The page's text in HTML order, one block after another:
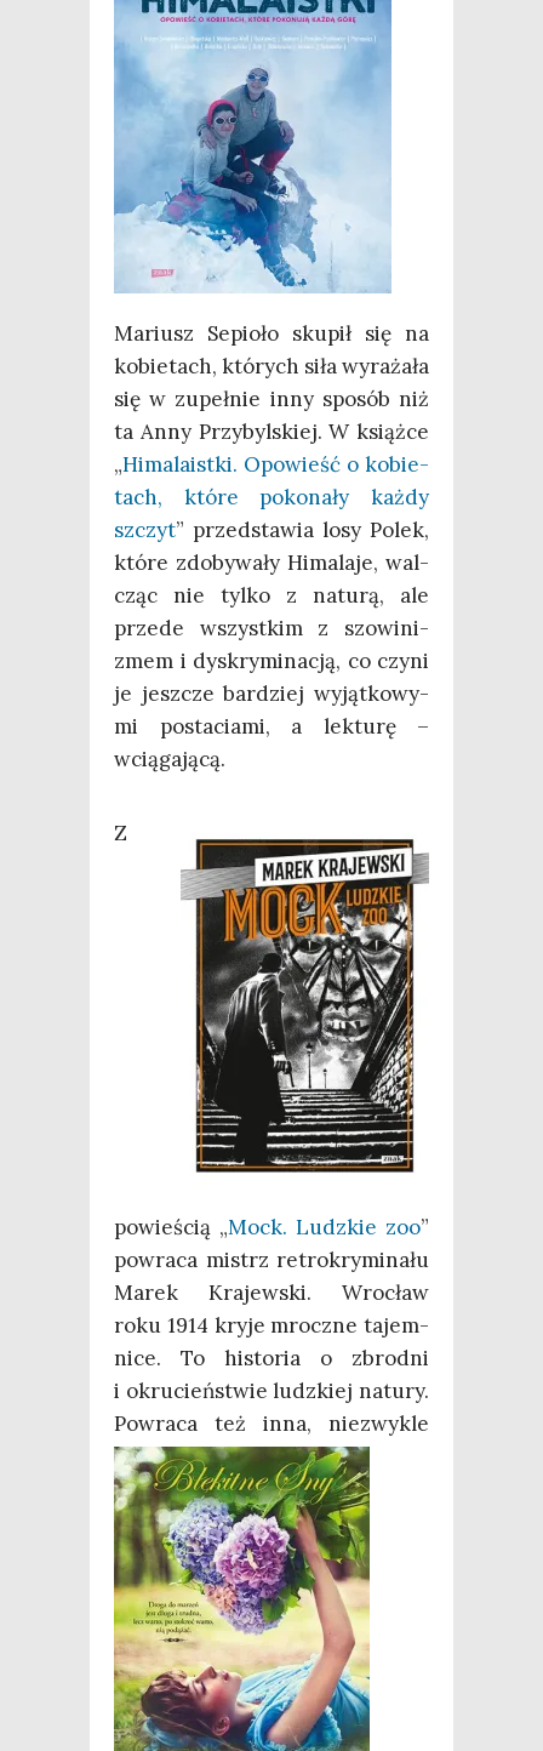
Mariusz Sepio­ło sku­pił się na
kobie­tach, któ­rych siła wyra­ża­ła
się w zupeł­nie inny spo­sób niż
ta Anny Przy­byl­skiej. W książ­ce
„Hima­la­ist­ki. Opo­wieść o kobie­
tach, któ­re poko­na­ły każ­dy
szczyt” przed­sta­wia losy Polek,
któ­re zdo­by­wa­ły Hima­la­je, wal­
cząc nie tyl­ko z natu­rą, ale
przede wszyst­kim z szo­wi­ni­
zmem i dys­kry­mi­na­cją, co czy­ni
je jesz­cze bar­dziej wyjąt­ko­wy­
mi posta­cia­mi, a lek­tu­rę –
wciągającą.
Z
powie­ścią „Mock. Ludz­kie zoo”
powra­ca mistrz retro­kry­mi­na­łu
Marek Kra­jew­ski. Wro­cław
roku 1914 kry­je mrocz­ne tajem­
ni­ce. To histo­ria o zbrod­ni
i okru­cień­stwie ludz­kiej natu­ry.
Powra­ca też inna, nie­zwy­kle